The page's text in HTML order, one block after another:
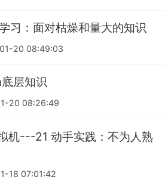
习：面对枯燥和量大的知识
20 08:49:03
层知识
20 08:26:49
机---21 动手实践：不为人熟
18 07:01:42